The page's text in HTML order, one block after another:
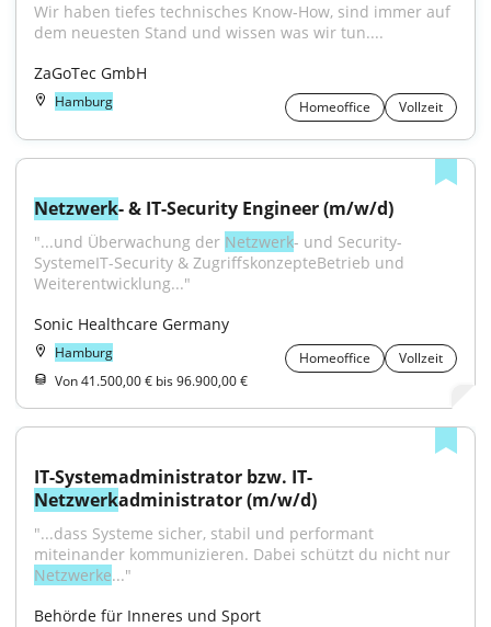
Wir haben tiefes technisches Know-How, sind immer auf
dem neuesten Stand und wissen was wir tun....
ZaGoTec GmbH
Hamburg Homeoffice Vollzeit
Netzwerk- & IT-Security Engineer (m/w/d)
"...und Überwachung der Netzwerk- und Security-
SystemeIT-Security & ZugriffskonzepteBetrieb und
Weiterentwicklung..."
Sonic Healthcare Germany
Hamburg Homeoffice
Vollzeit
Von 41.500,00 € bis 96.900,00 €
IT-Systemadministrator bzw. IT-
Netzwerkadministrator (m/w/d)
"...dass Systeme sicher, stabil und performant
Netzwerke..."
Behörde für Inneres und Sport